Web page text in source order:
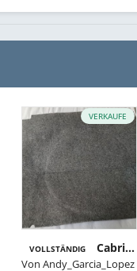
VERKAUFE
VOLLSTÄNDIG Cabrio Kofferraumteppich
VonAndy_Garcia_Lopez